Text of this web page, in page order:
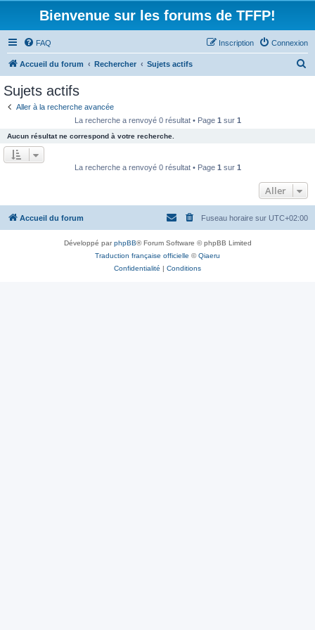
Bienvenue sur les forums de TFFP!
FAQ Connexion
Inscription
Accueil du forum Rechercher Sujets actifs
e
r
Sujets actifs
Aller à la recherche avancée
La recherche a renvoyé 0 résultat • Page 1 sur 1
Aucun résultat ne correspond à votre recherche.
La recherche a renvoyé 0 résultat • Page 1 sur 1
Aller
Accueil du forum Fuseau horaire sur UTC+02:00
Développé parphpBB® Forum Software © phpBB Limited
Traduction française officielle ©Qiaeru
Confidentialité | Conditions